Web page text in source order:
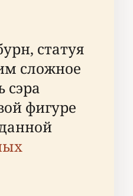
статуя
сложное
сэра
фигуре